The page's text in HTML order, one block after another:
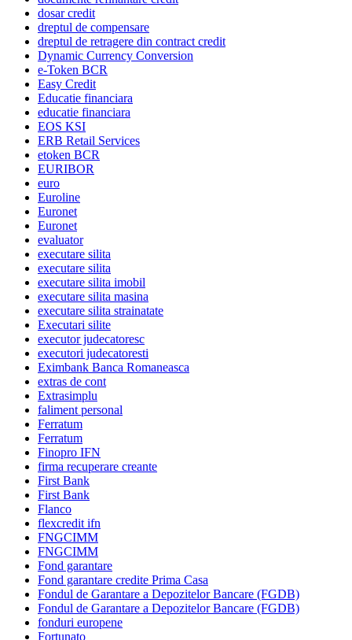
dosar credit
dreptul de compensare
dreptul de retragere din contract credit
Dynamic Currency Conversion
e-Token BCR
Easy Credit
Educatie financiara
educatie financiara
EOS KSI
ERB Retail Services
etoken BCR
EURIBOR
euro
Euroline
Euronet
Euronet
evaluator
executare silita
executare silita
executare silita imobil
executare silita masina
executare silita strainatate
Executari silite
executor judecatoresc
executori judecatoresti
Eximbank Banca Romaneasca
extras de cont
Extrasimplu
faliment personal
Ferratum
Ferratum
Finopro IFN
firma recuperare creante
First Bank
First Bank
Flanco
flexcredit ifn
FNGCIMM
FNGCIMM
Fond garantare
Fond garantare credite Prima Casa
Fondul de Garantare a Depozitelor Bancare (FGDB)
Fondul de Garantare a Depozitelor Bancare (FGDB)
fonduri europene
Fortunato